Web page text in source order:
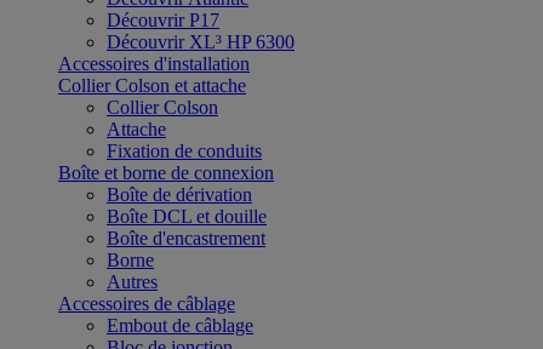
Découvrir P17
Découvrir XL³ HP 6300
Accessoires d'installation
Collier Colson et attache
Collier Colson
Attache
Fixation de conduits
Boîte et borne de connexion
Boîte de dérivation
Boîte DCL et douille
Boîte d'encastrement
Borne
Autres
Accessoires de câblage
Embout de câblage